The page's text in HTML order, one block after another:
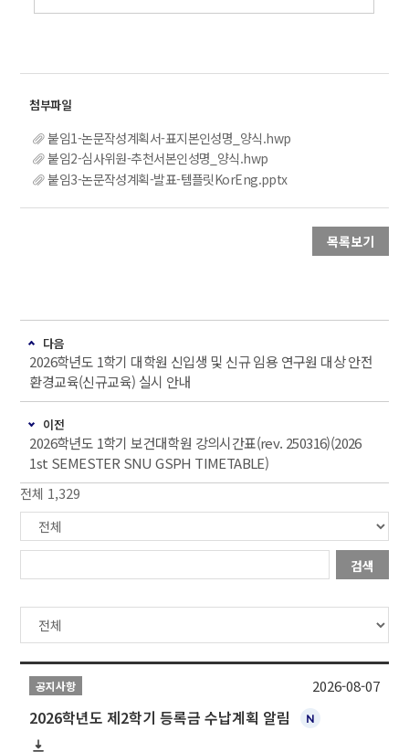
붙임1-논문작성계획서-표지본인성명_양식.hwp
붙임2-심사위원-추천서본인성명_양식.hwp
붙임3-논문작성계획-발표-템플릿KorEng.pptx
목록보기
다음
2026학년도 1학기 대학원 신입생 및 신규 임용 연구원 대상 안전
환경교육(신규교육) 실시 안내
이전
2026학년도 1학기 보건대학원 강의시간표(rev. 250316)(2026
1st SEMESTER SNU GSPH TIMETABLE)
전체 1,329
검색
공지사항
2026학년도 제2학기 등록금 수납계획 알림
2026-08-07